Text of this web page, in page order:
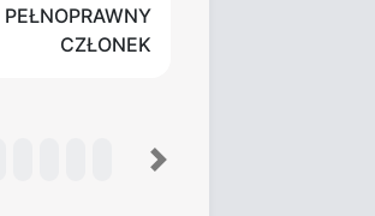
PEŁNOPRAWNY
CZŁONEK
Next